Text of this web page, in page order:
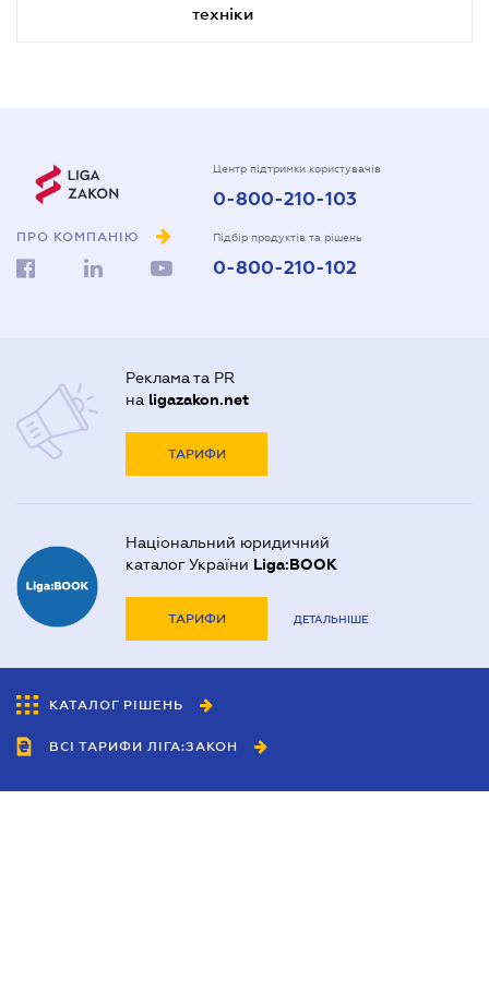
техніки
ПРО КОМПАНІЮ
Центр підтримки користувачів
0-800-210-103
Підбір продуктів та рішень
0-800-210-102
Реклама та PR
на ligazakon.net
ТАРИФИ
Національний юридичний
каталог України Liga:BOOK
ТАРИФИ ДЕТАЛЬНІШЕ
КАТАЛОГ РІШЕНЬ
ВСІ ТАРИФИ ЛІГА:ЗАКОН